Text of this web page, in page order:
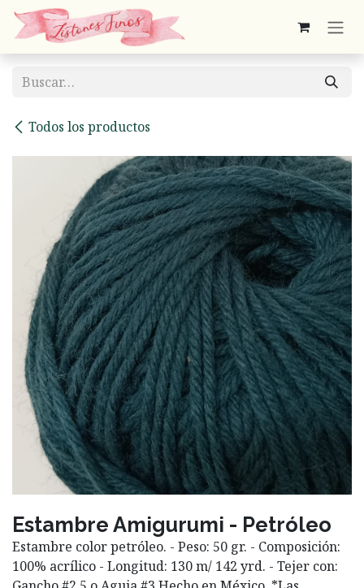
Ir al contenido
Todos los productos
Estambre Amigurumi - Petróleo
Estambre color petróleo. - Peso: 50 gr. - Composición:
100% acrílico - Longitud: 130 m/ 142 yrd. - Tejer con: